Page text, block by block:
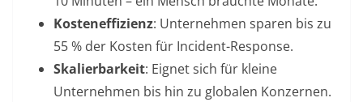
Kosteneffizienz: Unternehmen sparen bis zu
55 % der Kosten für Incident-Response.
Skalierbarkeit: Eignet sich für kleine
Unternehmen bis hin zu globalen Konzernen.